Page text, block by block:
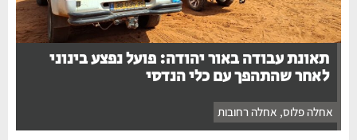
תאונת עבודה באור יהודה: פועל נפצע בינוני
לאחר שהתהפך עם כלי הנדסי
אחלה פלוס, אחלה רחובות